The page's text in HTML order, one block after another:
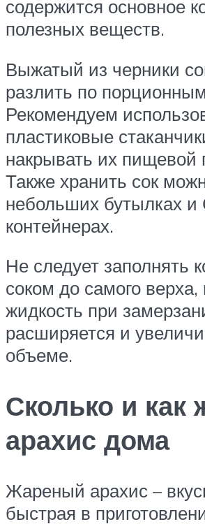
содержится основное
полезных веществ.
Выжатый из черники
разлить по
Рекомендуем
пластиковые
накрывать их пищевой
Также хранить сок
небольших бутылках
контейнерах.
Не следует заполнять
соком до самого верха,
жидкость при
расширяется и
объеме.
Сколько и как
арахис дома
Жареный арахис –
быстрая в